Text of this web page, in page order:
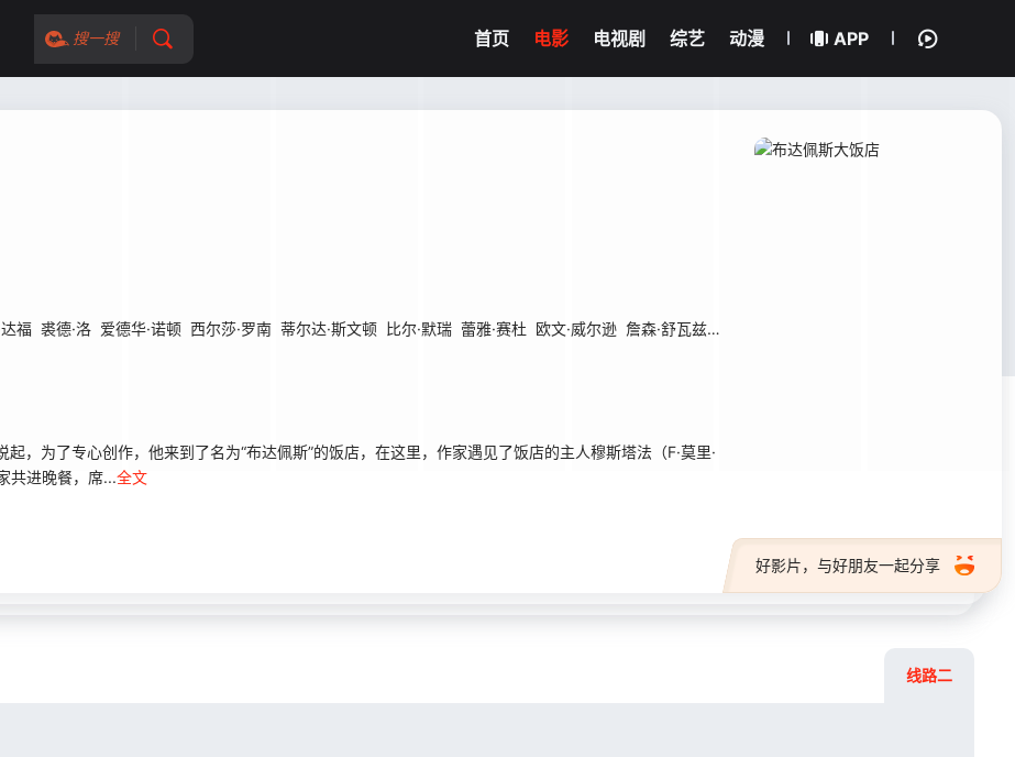
搜一搜 首页 电影 电视剧 综艺 动漫 APP
达福 裘德·洛 爱德华·诺顿 西尔莎·罗南 蒂尔达·斯文顿 比尔·默瑞 蕾雅·赛杜 欧文·威尔逊 詹森·舒瓦兹曼
为了专心创作，他来到了名为“布达佩斯”的饭店，在这里，作家遇见了饭店的主人穆斯塔法（F·莫里·
共进晚餐，席...全文
好影片，与好朋友一起分享
线路二